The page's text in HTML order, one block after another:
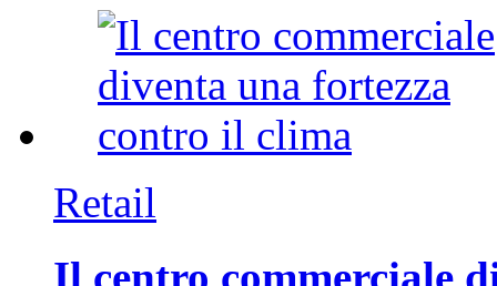
Retail
Il centro commerciale